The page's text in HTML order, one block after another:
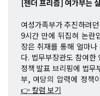
[젠더 프리즘] 여가부는
여성가족부가 추진하려
9시간 만에 뒤집혀 논란
장은 취재를 통해 얼마
다. 법무부장관도 참여
정책 발표 브리핑에 법무
부, 여당의 압력에 정책
👉 칼럼 보기